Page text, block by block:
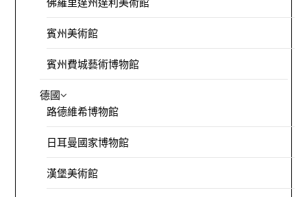
賓州美術館
賓州費城藝術博物館
德國
路德維希博物館
日耳曼國家博物館
漢堡美術館